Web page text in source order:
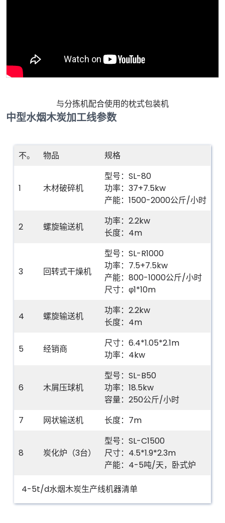
与分拣机配合使用的枕式包装机
中型水烟木炭加工线参数
不。 物品 规格
1 木材破碎机
型号：SL-80
功率：37+7.5kw
产能：1500-2000公斤/小时
2 螺旋输送机
功率：2.2kw
长度：4m
3 回转式干燥机
型号：SL-R1000
功率：7.5+7.5kw
产能：800-1000公斤/小时
尺寸：φ1*10m
4 螺旋输送机
功率：2.2kw
长度：4m
5 经销商
尺寸：6.4*1.05*2.1m
功率：4kw
6 木屑压球机
型号：SL-B50
功率：18.5kw
容量：250公斤/小时
7
网状输送机 长度：7m
8 炭化炉（3台）
型号：SL-C1500
尺寸：4.5*1.9*2.3m
产能：4-5吨/天，卧式炉
4-5t/d水烟木炭生产线机器清单